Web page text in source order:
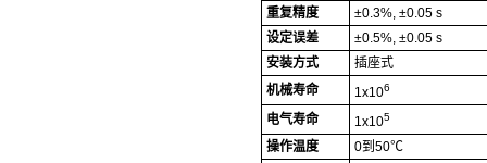
重复精度
±0.3%, ±0.05 s
设定误差
±0.5%, ±0.05 s
安装方式
插座式
机械寿命
1x106
电气寿命 1x105
操作温度
0到50℃